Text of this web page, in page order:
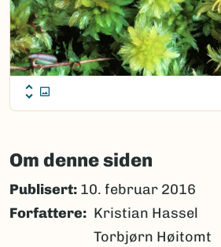
Om denne siden
Publisert: 10. februar 2016
Forfattere
Kristian Hassel
Torbjørn Høitomt